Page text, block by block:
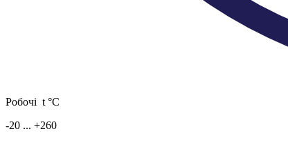
Робочі t °C
-20 ... +260